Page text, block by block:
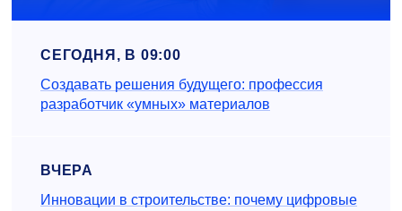
СЕГОДНЯ, В 09:00
Создавать решения будущего: профессия
разработчик «умных» материалов
ВЧЕРА
Инновации в строительстве: почему цифровые